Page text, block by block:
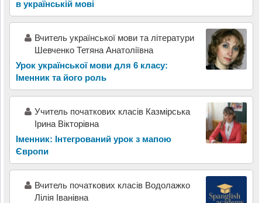
в українській мові
Вчитель української мови та літератури
Шевченко Тетяна Анатоліївна
Урок української мови для 6 класу:
Іменник та його роль
Учитель початкових класів Казмірська
Ірина Вікторівна
Іменник: Інтегрований урок з мапою
Європи
Вчитель початкових класів Водолажко
Лілія Іванівна